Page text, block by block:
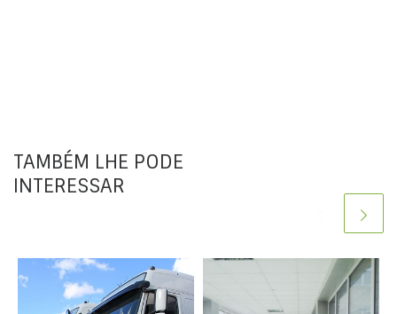
TAMBÉM LHE PODE
INTERESSAR